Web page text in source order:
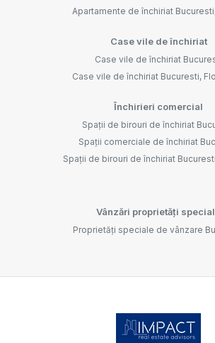
Apartamente de închiriat
Case vile de închiriat
Case vile de închiriat
Case vile de închiriat Bucuresti,
Închirieri comercial
Spații de birouri de închiriat
Spații comerciale de închiriat
Spații de birouri de închiriat
Vânzări proprietăți
Proprietăți speciale de vânzare